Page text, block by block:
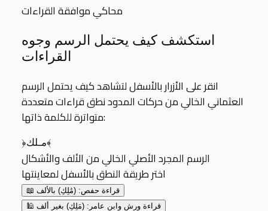
محاكي موافقة القراءات
استكشف كيف يحتمل الرسم وجوه
القراءات
انقر على الأزرار بالأسفل لتشاهد كيف يحتمل الرسم
العثماني الخالي من حركات المدود نطق قراءات متعددة
متواترة للكلمة ذاتها:
﴿مـلك﴾
الرسم المجرد الأصلي الخالي من الألف والأشكال
اختر طريقة النطق بالأسفل لمعاينتها
📖 قراءة حفص: (مَٰلِكِ) بالألف
🕌 قراءة ورش وابن عامر: (مَلِكِ) بغير ألف